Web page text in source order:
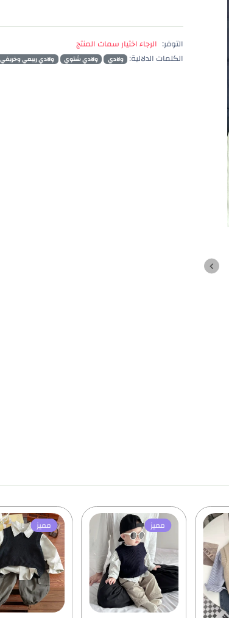
التوفر:
الرجاء اختيار سمات المنتج
الكلمات الدلالية:
ولادي ولادي شتوي ولادي ربيعي وخريفي
مميز مميز